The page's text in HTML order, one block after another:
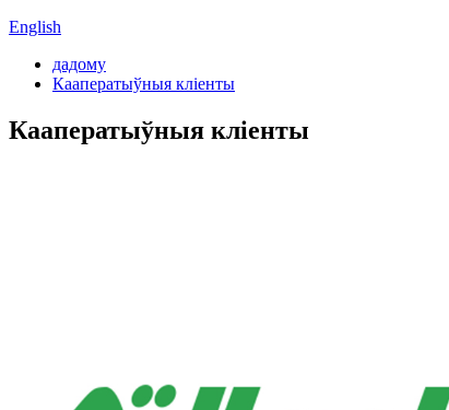
English
дадому
Кааператыўныя кліенты
Кааператыўныя кліенты